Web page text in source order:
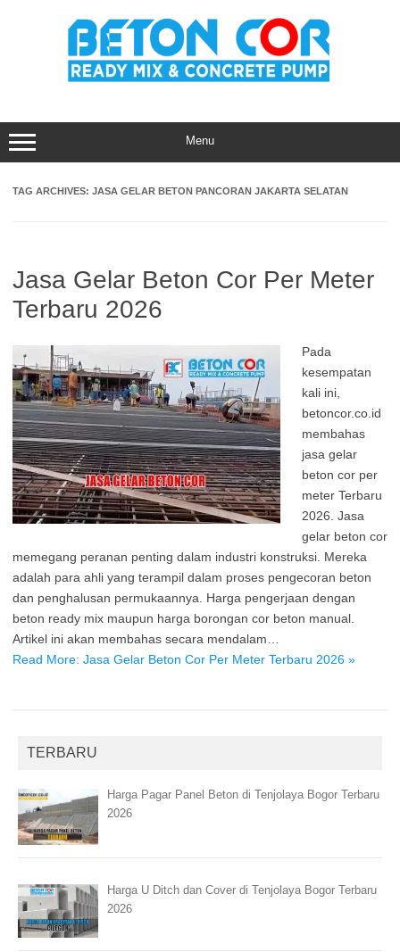
Menu
TAG ARCHIVES: JASA GELAR BETON PANCORAN JAKARTA SELATAN
Jasa Gelar Beton Cor Per Meter
Terbaru 2026
Pada
kesempatan
kali ini,
betoncor.co.id
membahas
jasa gelar
beton cor per
meter Terbaru
2026. Jasa
gelar beton cor
memegang peranan penting dalam industri konstruksi. Mereka
adalah para ahli yang terampil dalam proses pengecoran beton
dan penghalusan permukaannya. Harga pengerjaan dengan
beton ready mix maupun harga borongan cor beton manual.
Artikel ini akan membahas secara mendalam…
Read More: Jasa Gelar Beton Cor Per Meter Terbaru 2026 »
TERBARU
Harga Pagar Panel Beton di Tenjolaya Bogor Terbaru
2026
Harga U Ditch dan Cover di Tenjolaya Bogor Terbaru
2026